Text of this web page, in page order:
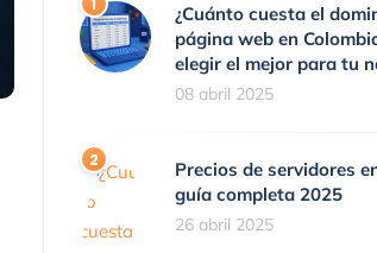
¿Cuánto cuesta el
página web en
elegir el mejor para tu
08 abril 2025
Precios de servidores
guía completa 2025
26 abril 2025